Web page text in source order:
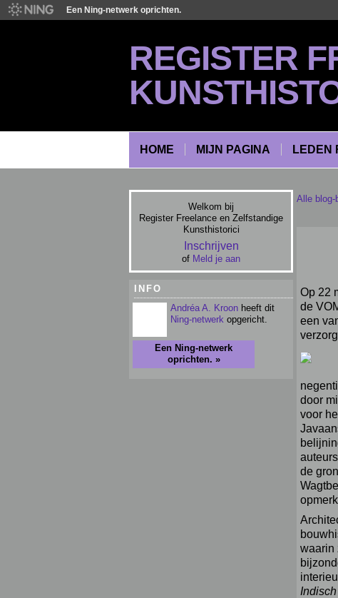
Een Ning-netwerk oprichten.
REGISTER
HOME MIJN PAGINA LEDEN
Welkom bij
Register Freelance en Zelfstandige
Kunsthistorici
Inschrijven
of Meld je aan
INFO
Andréa A. Kroon heeft dit
Ning-netwerk opgericht.
Een Ning-netwerk
oprichten. »
Alle blog-
Op 22
de
een
door
voor
de
waarin